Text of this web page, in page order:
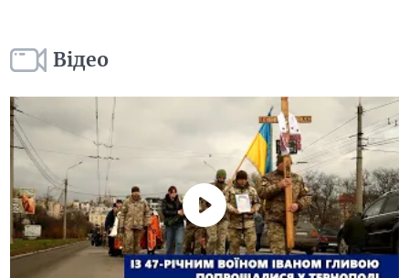
Відео